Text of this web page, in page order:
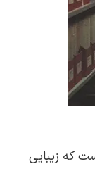
که زیبایی